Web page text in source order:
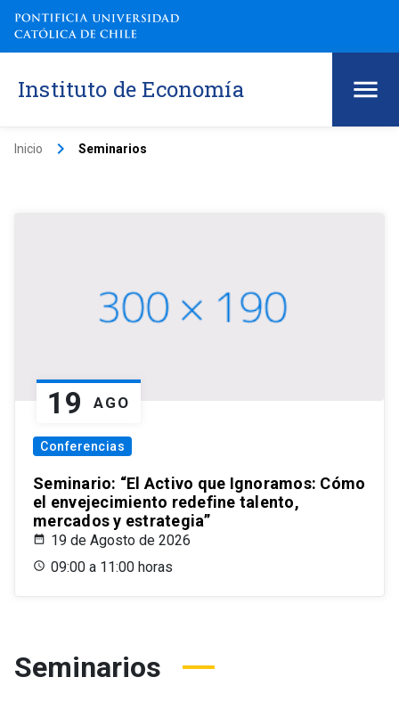
Instituto de Economía
Inicio keyboard_arrow_right Seminarios
19 AGO
Conferencias
Seminario: “El Activo que Ignoramos: Cómo
el envejecimiento redefine talento,
mercados y estrategia”
19 de Agosto de 2026
09:00 a 11:00 horas
Seminarios